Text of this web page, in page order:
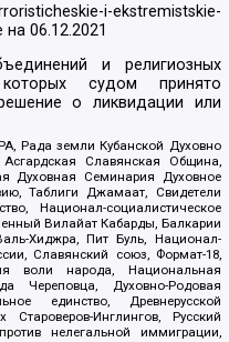
i-ekstremistskie-
на06.12.2021
и религиозных
судом принято
о ликвидации или
Рада земли Кубанской Духовно
Славянская Община,
Духовная Семинария Духовное
Таблиги Джамаат, Свидетели
Национал-социалистическое
Вилайат Кабарды, Балкарии
Хиджра, Пит Буль, Национал-
Славянский союз, Формат-18,
воли народа, Национальная
Череповца, Духовно-Родовая
единство, Древнерусской
Инглингов, Русский
нелегальной иммиграции,